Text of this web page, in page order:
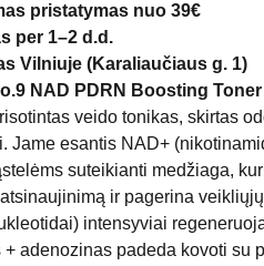
pristatymas nuo 39€
per 1–2 d.d.
Vilniuje (Karaliaučiaus g. 1)
NAD PDRN Boosting Toner
veido tonikas, skirtas
Jame esantis NAD+
suteikianti medžiaga,
ir pagerina
intensyviai
adenozinas padeda kovoti su